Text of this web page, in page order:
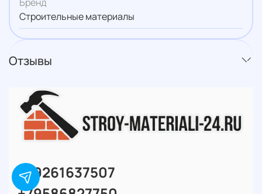
Строительные материалы
Отзывы
+79261637507